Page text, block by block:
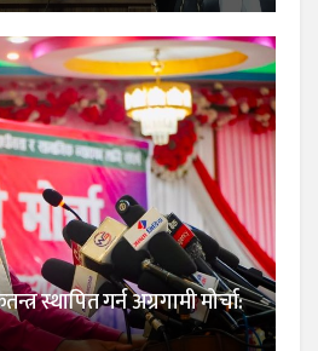
स्थापित गर्न अग्रगामी मोर्चा: